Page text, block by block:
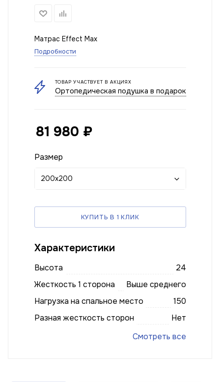
Матрас Effect Max
Подробности
ТОВАР УЧАСТВУЕТ В АКЦИЯХ
Ортопедическая подушка в подарок
81 980 ₽
Размер
200x200
КУПИТЬ В 1 КЛИК
Характеристики
Высота
24
Жесткость 1 сторона
Выше среднего
Нагрузка на спальное место
150
Разная жесткость сторон
Нет
Смотреть все